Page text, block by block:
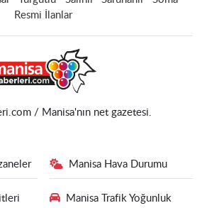
Resmi İlanlar
/ Manisa'nın net gazetesi.
Manisa Hava Durumu
Manisa Trafik Yoğunluk